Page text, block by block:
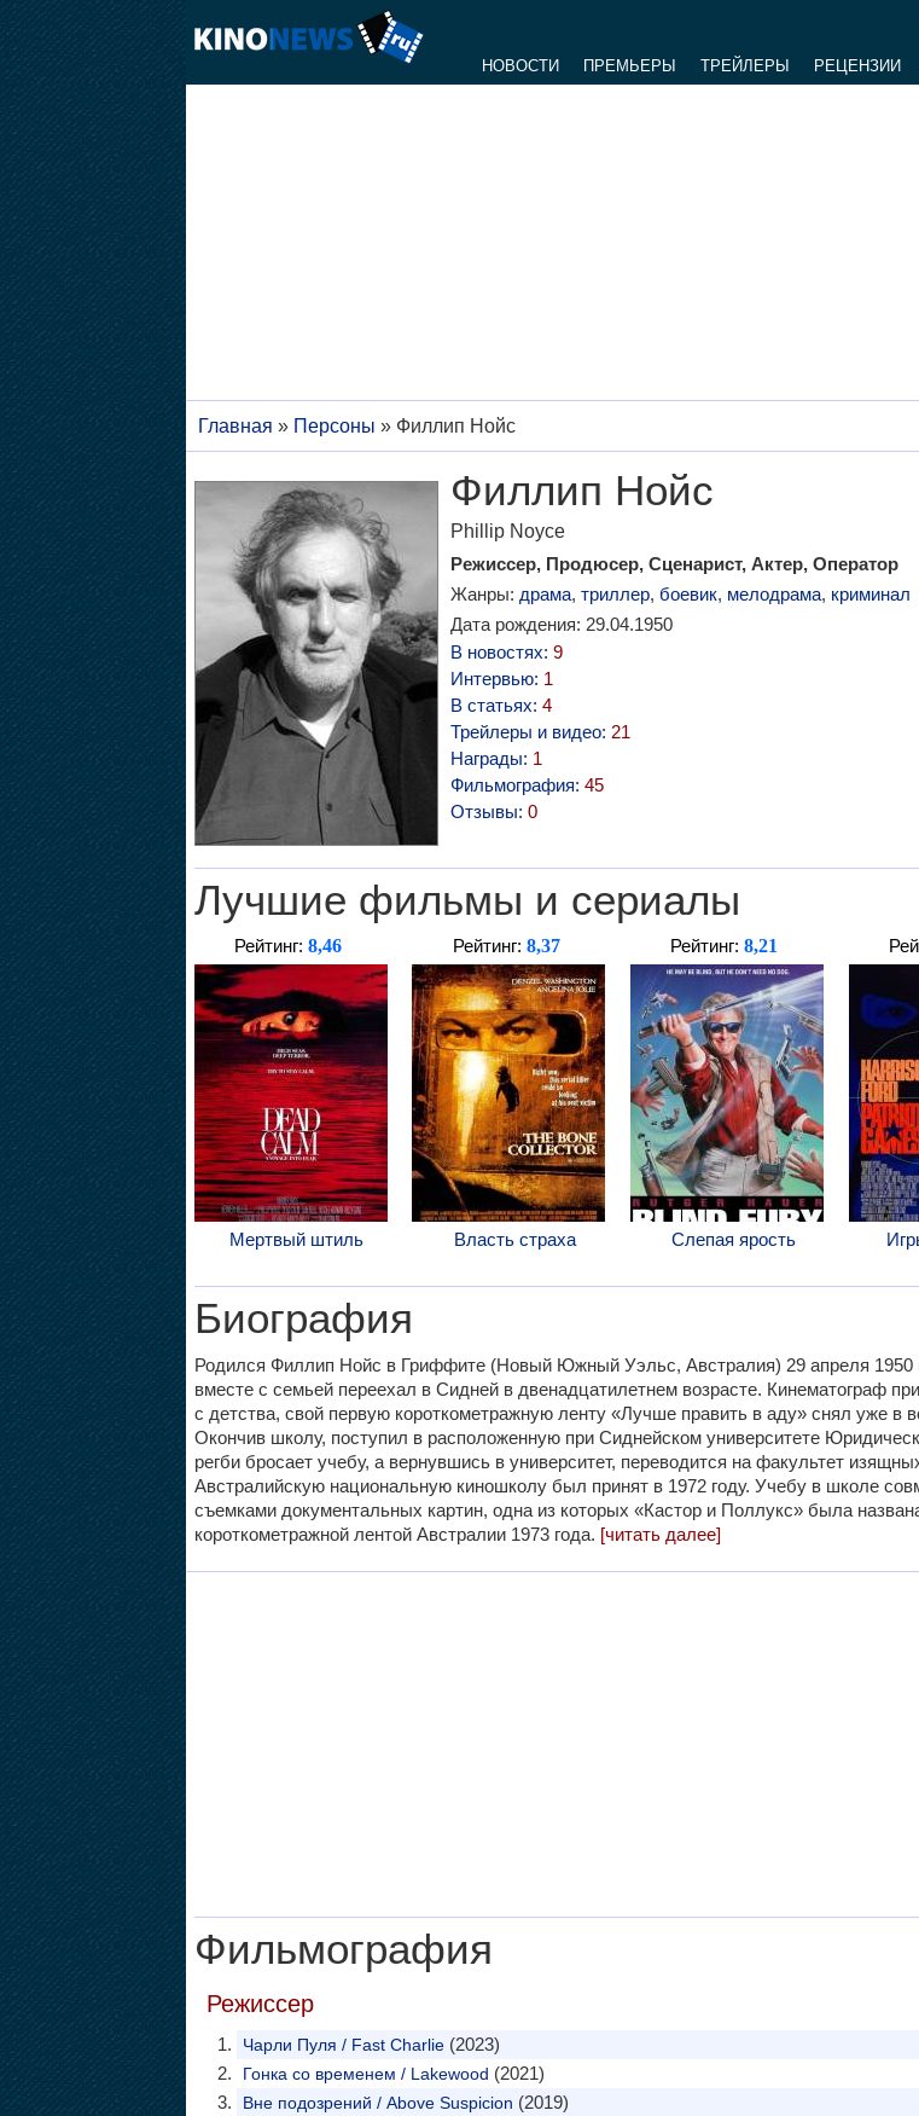
НОВОСТИ ПРЕМЬЕРЫ ТРЕЙЛЕРЫ РЕЦЕНЗИИ
Главная » Персоны » Филлип Нойс
Филлип Нойс
Phillip Noyce
Режиссер, Продюсер, Сценарист, Актер, Оператор
Жанры: драма, триллер, боевик, мелодрама, криминал
Дата рождения: 29.04.1950
В новостях: 9
Интервью: 1
В статьях: 4
Трейлеры и видео: 21
Награды: 1
Фильмография: 45
Отзывы: 0
Лучшие фильмы и сериалы
Рейтинг: 8,46
Мертвый штиль
Рейтинг: 8,37
Власть страха
Рейтинг:8,21
Слепая ярость
Биография
Родился Филлип Нойс в Гриффите (Новый Южный Уэльс, Австралия) 29 апреля 1950
вместе с семьей переехал в Сидней в двенадцатилетнем возрасте. Кинематограф
с детства, свой первую короткометражную ленту «Лучше править в аду» снял уже в
Окончив школу, поступил в расположенную при Сиднейском университете
регби бросает учебу, а вернувшись в университет, переводится на факультет
Австралийскую национальную киношколу был принят в 1972 году. Учебу в школе
съемками документальных картин, одна из которых «Кастор и Поллукс» была
короткометражной лентой Австралии 1973 года. [читать далее]
Фильмография
Режиссер
Чарли Пуля / Fast Charlie(2023)
Гонка со временем / Lakewood (2021)
Вне подозрений / Above Suspicion (2019)